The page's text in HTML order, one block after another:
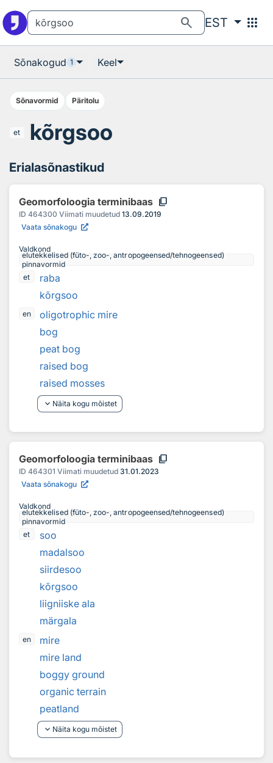
search EST apps
Sõnakogud 1 Keel
Sõnavormid Päritolu
et kõrgsoo
Erialasõnastikud
Geomorfoloogia terminibaas content_copy
ID 464300 Viimati muudetud 13.09.2019
Vaata sõnakogu
Valdkond
elutekkelised (füto-, zoo-, antropogeensed/tehnogeensed)
pinnavormid
et
raba
kõrgsoo
en
oligotrophic mire
bog
peat bog
raised bog
raised mosses
keyboard_arrow_down Näita kogu mõistet
Geomorfoloogia terminibaas content_copy
ID 464301 Viimati muudetud 31.01.2023
Vaata sõnakogu
Valdkond
elutekkelised (füto-, zoo-, antropogeensed/tehnogeensed)
pinnavormid
et
soo
madalsoo
siirdesoo
kõrgsoo
liigniiske ala
märgala
en
mire
mire land
boggy ground
organic terrain
peatland
keyboard_arrow_down Näita kogu mõistet